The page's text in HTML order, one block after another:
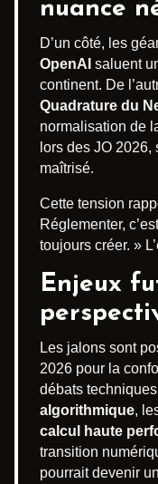
nuance
D’un côté, les
OpenAI saluent
continent. De
Quadrature du
normalisation de
lors des JO
maîtrisé.
Cette tension
Réglementer,
toujours créer. »
Enjeux
Les jalons sont
2026 pour la
débats
algorithmique,
calcul haute
transition
pourrait devenir